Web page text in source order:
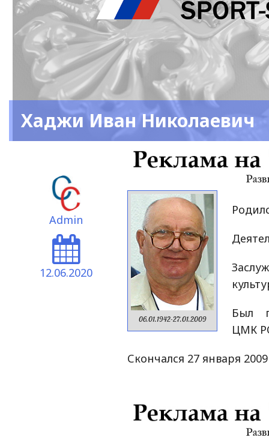
Хаджи Иван Николаевич
Admin
12.06.2020
06.01.1942-27.01.2009
Был
ЦМК
Скончался 27 января